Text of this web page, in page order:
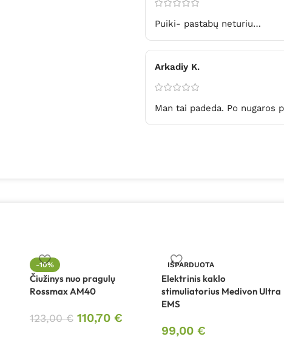
Puiki- pastabų neturiu…
Arkadiy K.
Man tai padeda. Po nugaros
-10%
Čiužinys nuo pragulų
Rossmax AM40
123,00€ 110,70 €
IŠPARDUOTA
Elektrinis kaklo
stimuliatorius Medivon Ultra
EMS
99,00 €